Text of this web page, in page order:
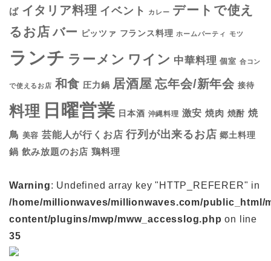
ば イタリア料理 イベント カレー デートで使え
るお店 バー ピッツァ フランス料理 ホームパーティ モツ
ランチ ラーメン ワイン 中華料理 個室 合コン
で使えるお店 和食 圧力鍋 居酒屋 忘年会/新年会 接待
料理 日曜営業 日本酒 沖縄料理 激安 焼肉 焼酎 焼
鳥 美容 芸能人が行くお店 行列が出来るお店 郷土料理
鍋 飲み放題のお店 鶏料理
Warning: Undefined array key "HTTP_REFERER" in
/home/millionwaves/millionwaves.com/public_html/
content/plugins/mwp/mww_accesslog.php on line
35